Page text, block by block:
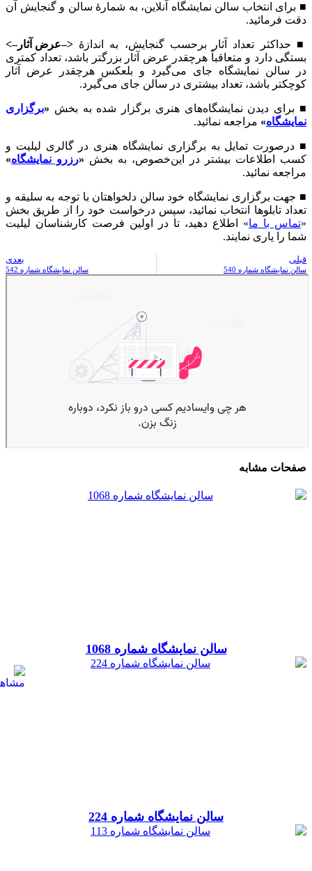
■ برای انتخاب سالن نمایشگاه آنلاین، به شمارهٔ سالن و گنجایش آن
دقت فرمائید.
■ حداکثر تعداد آثار برحسب گنجایش، به اندازهٔ <–عرض آثار–>
بستگی دارد و متعاقباً هرچقدر عرض آثار بزرگتر باشد، تعداد کمتری
در سالن نمایشگاه جای می‌گیرد و بلعکس هرچقدر عرض آثار
کوچکتر باشد، تعداد بیشتری در سالن جای می‌گیرد.
■ برای دیدن نمایشگاه‌های هنری برگزار شده به بخش «برگزاری
نمایشگاه» مراجعه نمائید.
■ درصورت تمایل به برگزاری نمایشگاه هنری در گالری لیلیت و
کسب اطلاعات بیشتر در این‌خصوص، به بخش «رزرو نمایشگاه»
مراجعه نمائيد.
■ جهت برگزاری نمایشگاه خود سالن دلخواهتان با توجه به سلیقه و
تعداد تابلوها انتخاب نمائید، سپس درخواست خود را از طریق بخش
«تماس با ما» اطلاع دهید، تا در اولین فرصت کارشناسان لیلیت
شما را یاری نمایند.
قبلی
سالن نمایشگاه شماره 540
بعدی
سالن نمایشگاه شماره 542
صفحات مشابه
سالن نمایشگاه شماره 1068
سالن نمایشگاه شماره 224